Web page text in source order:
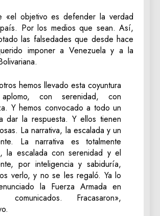
«el objetivo es defender la verdad
Por los medios que sean. Así,
las falsedades que desde hace
imponer a Venezuela y a la
hemos llevado esta coyuntura
con serenidad, con
Y hemos convocado a todo un
dar la respuesta. Y ellos tienen
La narrativa, la escalada y un
La narrativa es totalmente
la escalada con serenidad y el
por inteligencia y sabiduría,
verlo, y no se les regaló. Ya lo
la Fuerza Armada en
comunicados. Fracasaron»,